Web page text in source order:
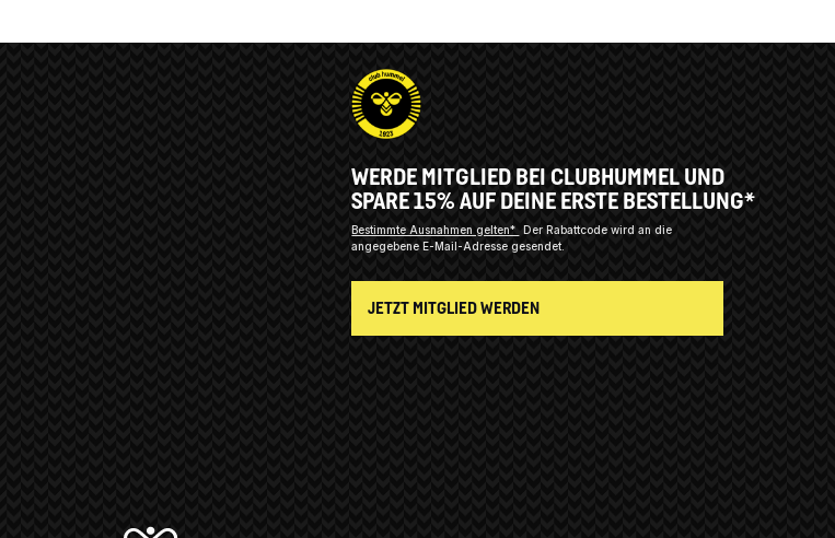
WERDE MITGLIED BEI CLUBHUMMEL UND
SPARE 15% AUF DEINE ERSTE BESTELLUNG*
Bestimmte Ausnahmen gelten* Der Rabattcode wird an die
angegebene E-Mail-Adresse gesendet.
JETZT MITGLIED WERDEN